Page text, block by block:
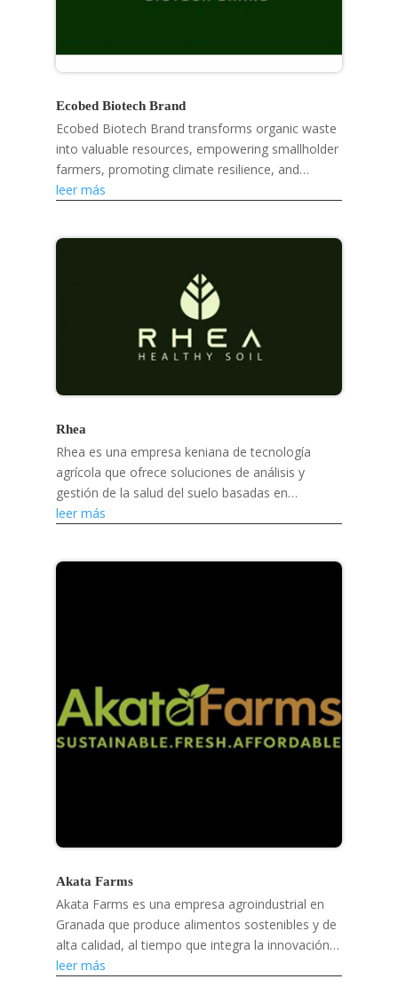
Ecobed Biotech Brand
Ecobed Biotech Brand transforms organic waste
into valuable resources, empowering smallholder
farmers, promoting climate resilience, and
developing eco-friendly products like mosquito
leer más
Rhea
Rhea es una empresa keniana de tecnología
agrícola que ofrece soluciones de análisis y
gestión de la salud del suelo basadas en
inteligencia artificial para ayudar a los pequeños
leer más
Akata Farms
Akata Farms es una empresa agroindustrial en
Granada que produce alimentos sostenibles y de
alta calidad, al tiempo que integra la innovación
digital y apoya a los agricultores y mercados
leer más